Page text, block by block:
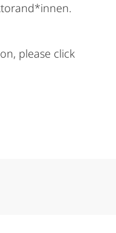
please click